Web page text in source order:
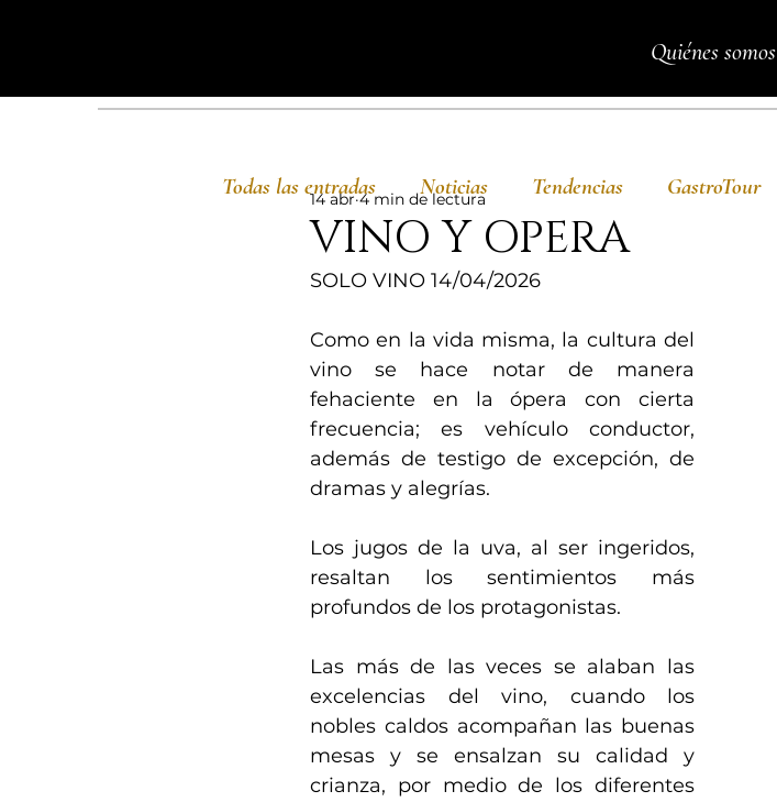
Quiénes somos
VINO Y OPERA
14 abr 4 min de lectura
SOLO VINO 14/04/2026
Como en la vida misma, la cultura del
vino se hace notar de manera
fehaciente en la ópera con cierta
frecuencia; es vehículo conductor,
además de testigo de excepción, de
dramas y alegrías.
Los jugos de la uva, al ser ingeridos,
resaltan los sentimientos más
profundos de los protagonistas.
Las más de las veces se alaban las
excelencias del vino, cuando los
nobles caldos acompañan las buenas
mesas y se ensalzan su calidad y
crianza, por medio de los diferentes
Todas las entradas Noticias Tendencias GastroTour